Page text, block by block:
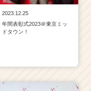
2023.12.25
年間表彰式2023＠東京ミッ
ドタウン！